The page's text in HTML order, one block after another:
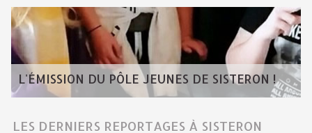
L'ÉMISSION DU PÔLE JEUNES DE SISTERON !
LES DERNIERS REPORTAGES À SISTERON